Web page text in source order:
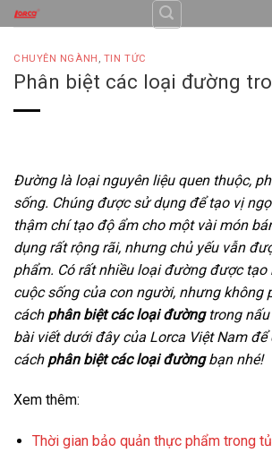
Skip
to
content
CHUYÊN NGÀNH , TIN TỨC
Phân biệt các loại đường
Đường là loại nguyên liệu quen thuộc,
sống. Chúng được sử dụng để tạo vị
thậm chí tạo độ ẩm cho một vài món
dụng rất rộng rãi, nhưng chủ yếu vẫn
phẩm. Có rất nhiều loại đường được tạo
cuộc sống của con người, nhưng không
cách phân biệt các loại đườngtrong nấu
bài viết dưới đây của Lorca Việt Nam để
cách phân biệt các loại đườngbạn nhé!
Xem thêm:
Thời gian bảo quản thực phẩm trong